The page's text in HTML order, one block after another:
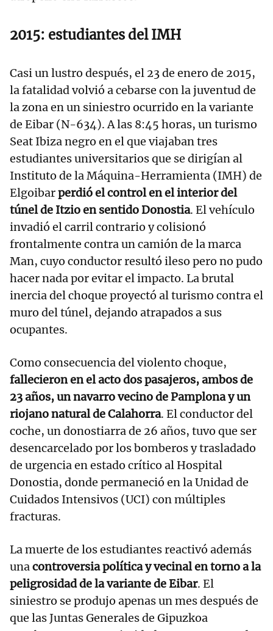
2015: estudiantes del IMH
Casi un lustro después, el 23 de enero de 2015,
la fatalidad volvió a cebarse con la juventud de
la zona en un siniestro ocurrido en la variante
de Eibar (N-634). A las 8:45 horas, un turismo
Seat Ibiza negro en el que viajaban tres
estudiantes universitarios que se dirigían al
Instituto de la Máquina-Herramienta (IMH) de
Elgoibarperdió el control en el interior del
túnel de Itzio en sentido Donostia. El vehículo
invadió el carril contrario y colisionó
frontalmente contra un camión de la marca
Man, cuyo conductor resultó ileso pero no pudo
hacer nada por evitar el impacto. La brutal
inercia del choque proyectó al turismo contra el
muro del túnel, dejando atrapados a sus
ocupantes.
Como consecuencia del violento choque,
fallecieron en el acto dos pasajeros, ambos de
23 años, un navarro vecino de Pamplona y un
riojano natural de Calahorra. El conductor del
coche, un donostiarra de 26 años, tuvo que ser
desencarcelado por los bomberos y trasladado
de urgencia en estado crítico al Hospital
Donostia, donde permaneció en la Unidad de
Cuidados Intensivos (UCI) con múltiples
fracturas.
La muerte de los estudiantes reactivó además
unacontroversia política y vecinal en torno a la
peligrosidad de la variante de Eibar. El
siniestro se produjo apenas un mes después de
que las Juntas Generales de Gipuzkoa